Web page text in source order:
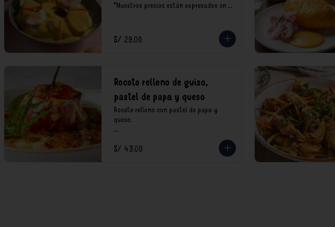
*Nuestros precios están expresados en
S/ 29.00
Rocoto relleno de guiso,
pastel de papa y queso
Rocoto relleno con pastel de papa y
queso.
*Nuestros precios están expresados en
soles e incluyen impuestos de ley y
S/ 43.00